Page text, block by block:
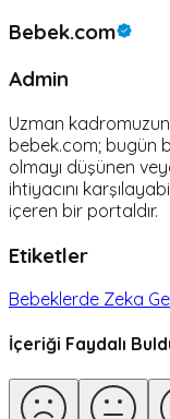
Bebek.com
Admin
Uzman
bebek.com; bugün
olmayı düşünen
ihtiyacını
içeren bir portaldır.
Etiketler
Bebeklerde Zeka
İçeriği Faydalı